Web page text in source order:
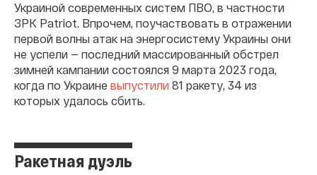
Украиной современных систем ПВО, в частности
ЗРК Patriot. Впрочем, поучаствовать в отражении
первой волны атак на энергосистему Украины они
не успели — последний массированный обстрел
зимней кампании состоялся 9 марта 2023 года,
когда по Украине выпустили 81 ракету, 34 из
которых удалось сбить.
Ракетная дуэль